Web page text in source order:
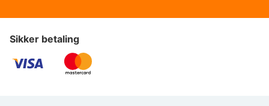
Sikker betaling